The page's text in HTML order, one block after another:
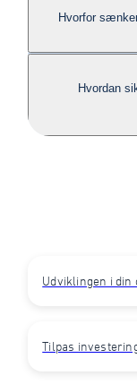
Hvorfor
Hvordan
Udviklingen i din
Tilpas